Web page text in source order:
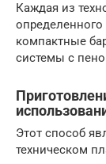
Каждая из
компактные
системы с
Этот способ
техническом